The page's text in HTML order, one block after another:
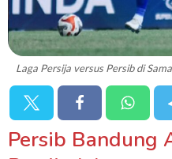
Laga Persija versus Persib di
Persib Bandung